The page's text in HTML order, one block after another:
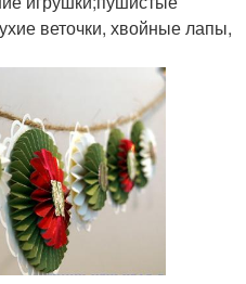
веточки, хвойные лапы,